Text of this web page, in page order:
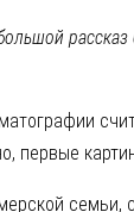
первые